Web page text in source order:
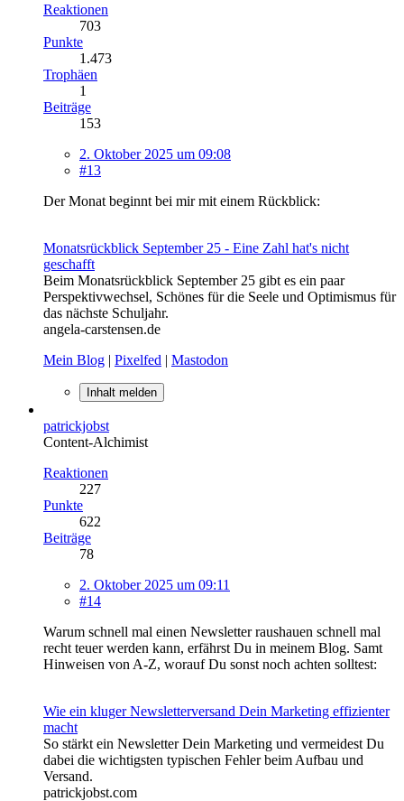
Reaktionen
703
Punkte
1.473
Trophäen
1
Beiträge
153
2. Oktober 2025 um 09:08
#13
Der Monat beginnt bei mir mit einem Rückblick:
Monatsrückblick September 25 - Eine Zahl hat's nicht
geschafft
Beim Monatsrückblick September 25 gibt es ein paar
Perspektivwechsel, Schönes für die Seele und Optimismus für
das nächste Schuljahr.
angela-carstensen.de
Mein Blog | Pixelfed | Mastodon
Inhalt melden
patrickjobst
Content-Alchimist
Reaktionen
227
Punkte
622
Beiträge
78
2. Oktober 2025 um 09:11
#14
Warum schnell mal einen Newsletter raushauen schnell mal
recht teuer werden kann, erfährst Du in meinem Blog. Samt
Hinweisen von A-Z, worauf Du sonst noch achten solltest:
Wie ein kluger Newsletterversand Dein Marketing effizienter
macht
So stärkt ein Newsletter Dein Marketing und vermeidest Du
dabei die wichtigsten typischen Fehler beim Aufbau und
Versand.
patrickjobst.com